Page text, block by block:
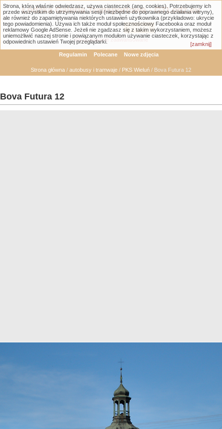
Łódzka Galeria Transportowa - GTLodz.eu
Wyszukiwanie zaawansowane
Regulamin Polecane Nowe zdjęcia
Strona główna / autobusy i tramwaje / PKS Wieluń / Bova Futura 12
Bova Futura 12
Strona, którą właśnie odwiedzasz, używa ciasteczek (ang. cookies). Potrzebujemy ich
przede wszystkim do utrzymywania sesji (niezbędne do poprawnego działania witryny),
ale również do zapamiętywania niektórych ustawień użytkownika (przykładowo: ukrycie
tego powiadomienia). Używa ich także moduł społecznościowy Facebooka oraz moduł
reklamowy Google AdSense. Jeżeli nie zgadzasz się z takim wykorzystaniem, możesz
uniemożliwić naszej stronie i powiązanym modułom używanie ciasteczek, korzystając z
odpowiednich ustawień Twojej przeglądarki.
[zamknij]